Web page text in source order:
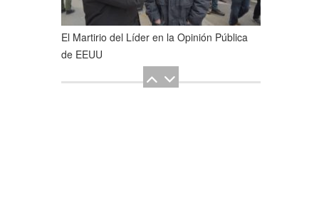
El Martirio del Líder en la Opinión Pública
de EEUU